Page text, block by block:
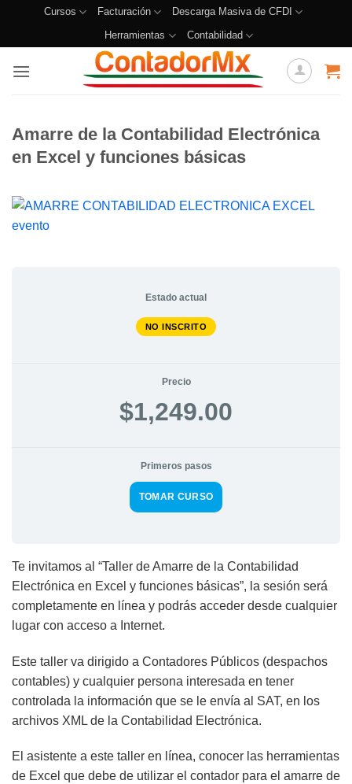
Cursos Facturación
Descarga Masiva de CFDI
Herramientas
Contabilidad
Amarre de la Contabilidad Electrónica
en Excel y funciones básicas
Estado actual
NO INSCRITO
Precio
$1,249.00
Primeros pasos
TOMAR CURSO
Te invitamos al “Taller de Amarre de la Contabilidad
Electrónica en Excel y funciones básicas”, la sesión será
completamente en línea y podrás acceder desde cualquier
lugar con acceso a Internet.
Este taller va dirigido a Contadores Públicos (despachos
contables) y cualquier persona interesada en tener
controlada la información que se le envía al SAT, en los
archivos XML de la Contabilidad Electrónica.
El asistente a este taller en línea, conocer las herramientas
de Excel que debe de utilizar el contador para el amarre de